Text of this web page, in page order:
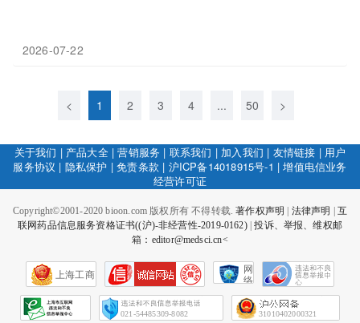
2026-07-22
< 1 2 3 4 ... 50 >
关于我们 | 产品大全|营销服务 | 联系我们 | 加入我们 | 友情链接 | 用户
服务协议 | 隐私保护 |免责条款 | 沪ICP备14018915号-1 |增值电信业务
经营许可证
Copyright©2001-2020 bioon.com 版权所有 不得转载.著作权声明 法律声明
互
联网药品信息服务资格证书((沪)-非经营性-2019-0162)|投诉、举报、维权邮
箱：editor@medsci.cn<
上海工商
网
络
会
征
021-54485309-8082 31010402000321